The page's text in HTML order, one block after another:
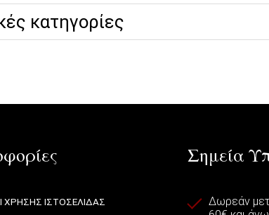
κατηγορίες
ΧΡΉΣΗΣ ΙΣΤΟΣΕΛΊΔΑΣ
Σημεία
Δωρεάν